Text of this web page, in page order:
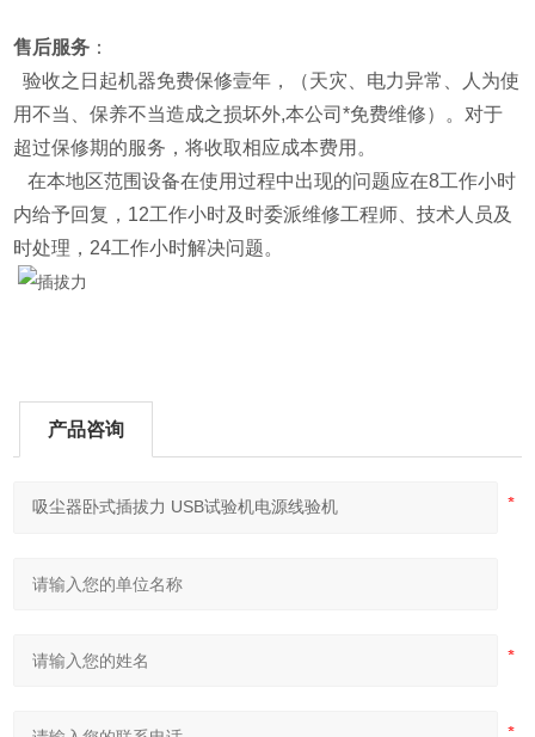
售后服务 ：
验收之日起机器免费保修壹年，（天灾、电力异常、人为使
用不当、保养不当造成之损坏外,本公司*免费维修）。对于
超过保修期的服务，将收取相应成本费用。
在本地区范围设备在使用过程中出现的问题应在8工作小时
内给予回复，12工作小时及时委派维修工程师、技术人员及
时处理，24工作小时解决问题。
产品咨询